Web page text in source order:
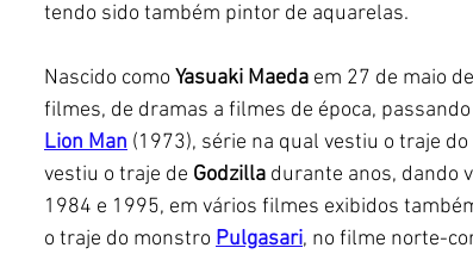
tendo sido também pintor de aquarelas.
Nascido como Yasuaki Maeda em 27 de maio
filmes, de dramas a filmes de época,
Lion Man (1973), série na qual vestiu o traje do
vestiu o traje de Godzilla durante anos, dando
1984 e 1995, em vários filmes exibidos
o traje do monstro Pulgasari, no filme norte-